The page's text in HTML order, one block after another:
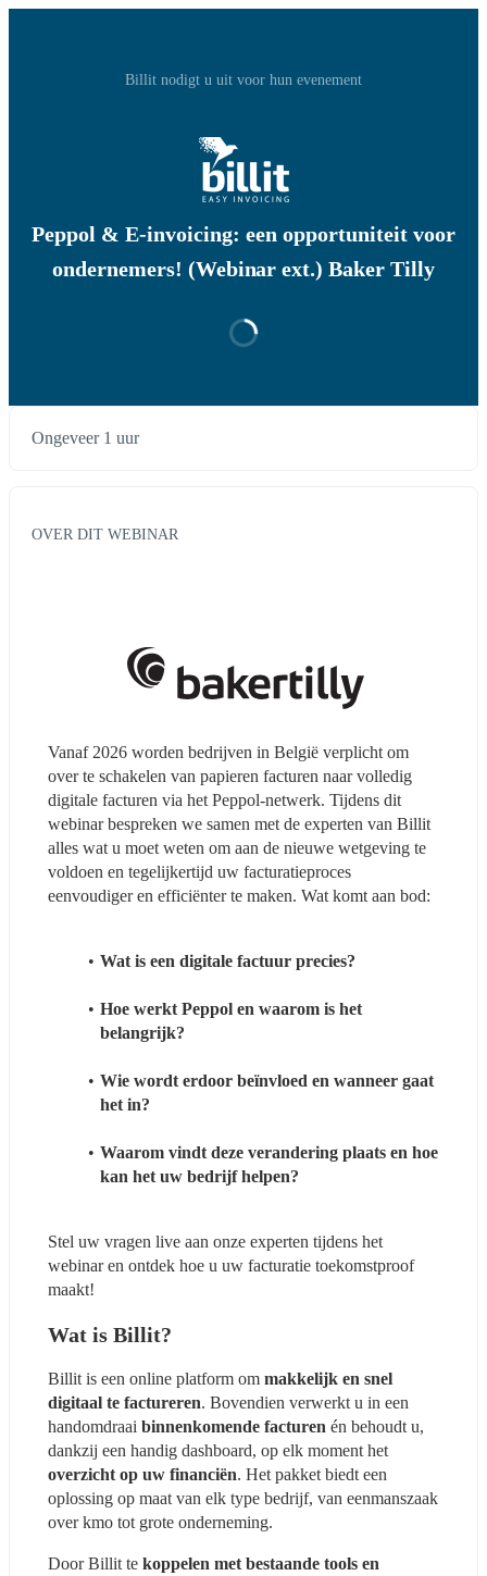
Billit nodigt u uit voor hun evenement
Peppol & E-invoicing: een opportuniteit voor
ondernemers! (Webinar ext.) Baker Tilly
Ongeveer 1 uur
OVER DIT WEBINAR
Vanaf 2026 worden bedrijven in België verplicht om
over te schakelen van papieren facturen naar volledig
digitale facturen via het Peppol-netwerk. Tijdens dit
webinar bespreken we samen met de experten van Billit
alles wat u moet weten om aan de nieuwe wetgeving te
voldoen en tegelijkertijd uw facturatieproces
eenvoudiger en efficiënter te maken. Wat komt aan bod:
Wat is een digitale factuur precies?
Hoe werkt Peppol en waarom is het
belangrijk?
Wie wordt erdoor beïnvloed en wanneer gaat
het in?
Waarom vindt deze verandering plaats en hoe
kan het uw bedrijf helpen?
Stel uw vragen live aan onze experten tijdens het
webinar en ontdek hoe u uw facturatie toekomstproof
maakt!
Wat is Billit?
Billit is een online platform om makkelijk en snel
digitaal te factureren. Bovendien verwerkt u in een
handomdraai binnenkomende facturen én behoudt u,
overzicht op uw financiën. Het pakket biedt een
oplossing op maat van elk type bedrijf, van eenmanszaak
over kmo tot grote onderneming.
Door Billit te koppelen met bestaande tools en